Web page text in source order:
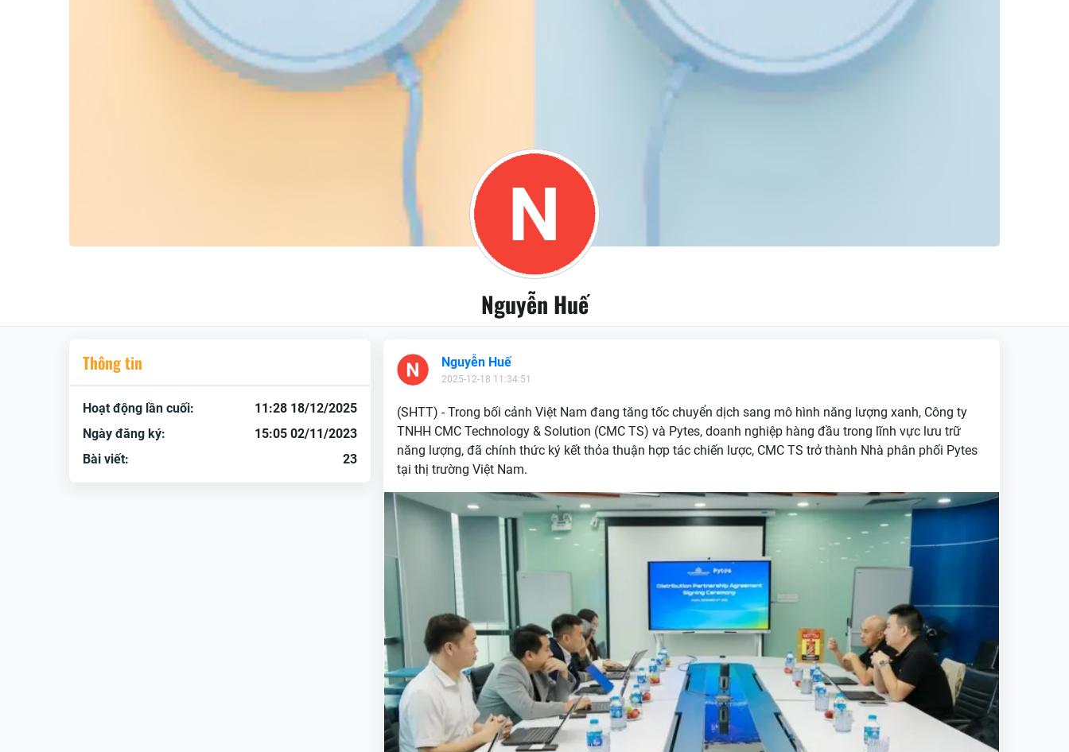
Nguyễn Huế
Nguyễn Huế
2025-12-18 11:34:51
(SHTT) - Trong bối cảnh Việt Nam đang tăng tốc chuyển dịch sang mô hình năng lượng xanh, Công ty
TNHH CMC Technology & Solution (CMC TS) và Pytes, doanh nghiệp hàng đầu trong lĩnh vực lưu trữ
năng lượng, đã chính thức ký kết thỏa thuận hợp tác chiến lược, CMC TS trở thành Nhà phân phối Pytes
tại thị trường Việt Nam.
Thông tin
Hoạt động lần cuối:
11:28 18/12/2025
Ngày đăng ký:
15:05 02/11/2023
Bài viết:
23